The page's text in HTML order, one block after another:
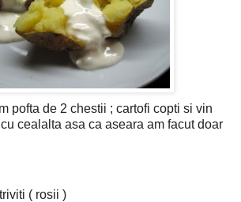
pofta de 2 chestii ; cartofi copti si vin
cealalta asa ca aseara am facut doar
( rosii )